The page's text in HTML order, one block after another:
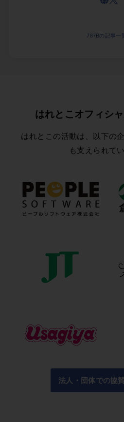
787Bの記事一
はれとこオフィシ
はれとこの活動は、以下の
も支えられて
法人・団体での協